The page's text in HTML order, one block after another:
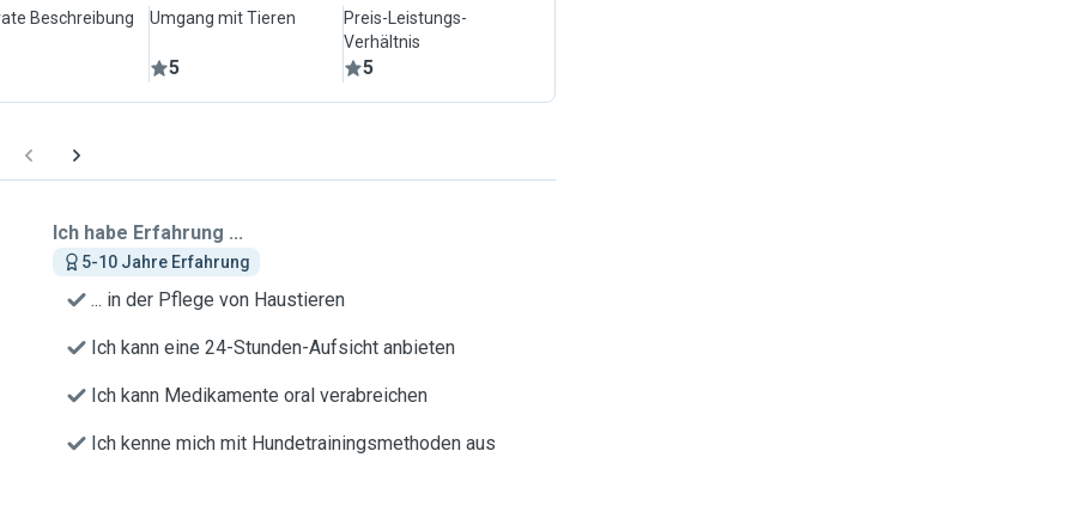
Beschreibung Umgang mit Tieren
5
Preis-Leistungs-
Verhältnis
5
Ich habe Erfahrung ...
5-10 Jahre Erfahrung
... in der Pflege von Haustieren
Ich kann eine 24-Stunden-Aufsicht anbieten
Ich kann Medikamente oral verabreichen
Ich kenne mich mit Hundetrainingsmethoden aus